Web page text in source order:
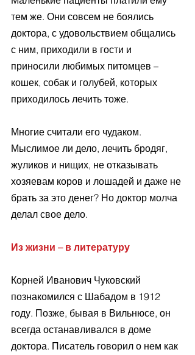
тем же. Они совсем не боялись
доктора, с удовольствием общались
с ним, приходили в гости и
приносили любимых питомцев –
кошек, собак и голубей, которых
приходилось лечить тоже.
Многие считали его чудаком.
Мыслимое ли дело, лечить бродяг,
жуликов и нищих, не отказывать
хозяевам коров и лошадей и даже не
брать за это денег? Но доктор молча
делал свое дело.
Из жизни – в литературу
Корней Иванович Чуковский
познакомился с Шабадом в 1912
году. Позже, бывая в Вильнюсе, он
всегда останавливался в доме
доктора. Писатель говорил о нем как